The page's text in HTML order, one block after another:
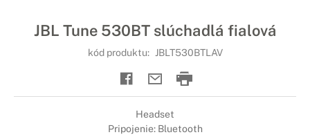
JBL Tune 530BT slúchadlá fialová
kód produktu: JBLT530BTLAV
Headset
Pripojenie: Bluetooth